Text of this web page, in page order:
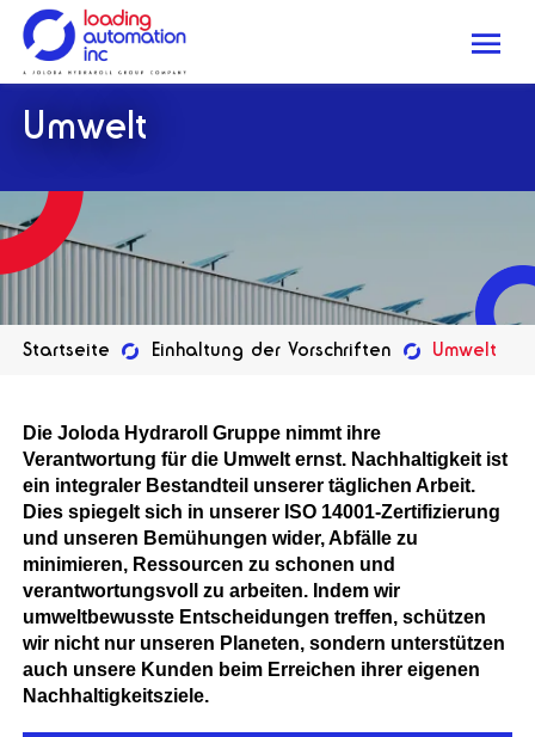
Loading
Automation
Inc
Umwelt
Startseite Einhaltung der Vorschriften Umwelt
Die Joloda Hydraroll Gruppe nimmt ihre
Verantwortung für die Umwelt ernst. Nachhaltigkeit ist
ein integraler Bestandteil unserer täglichen Arbeit.
Dies spiegelt sich in unserer ISO 14001-Zertifizierung
und unseren Bemühungen wider, Abfälle zu
minimieren, Ressourcen zu schonen und
verantwortungsvoll zu arbeiten. Indem wir
umweltbewusste Entscheidungen treffen, schützen
wir nicht nur unseren Planeten, sondern unterstützen
auch unsere Kunden beim Erreichen ihrer eigenen
Nachhaltigkeitsziele.